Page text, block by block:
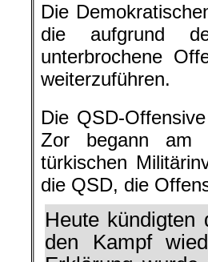
Die
die aufgrund
unterbrochene
weiterzuführen.
Die QSD-
Zor begann am
türkischen
die QSD, die
Heute kündigten
den Kampf